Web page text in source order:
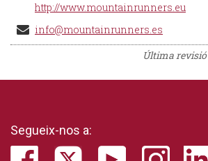
http://www.mountainrunners.eu
info@mountainrunners.es
Última revisió
Segueix-nos a: